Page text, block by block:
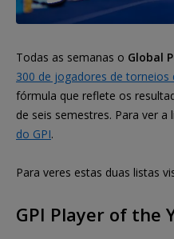
Todas as semanas o Global
300 de jogadores de torneios
fórmula que reflete os
de seis semestres. Para ver
do GPI.
Para veres estas duas listas
GPI Player of the